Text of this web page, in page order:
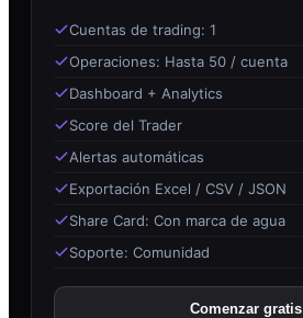
Cuentas de trading: 1
Operaciones: Hasta 50 / cuenta
Dashboard + Analytics
Score del Trader
Alertas automáticas
Exportación Excel / CSV / JSON
Share Card: Con marca de agua
Soporte: Comunidad
Comenzar gratis